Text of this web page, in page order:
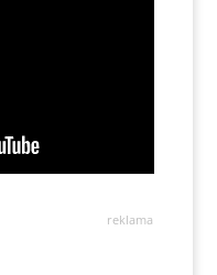
reklama